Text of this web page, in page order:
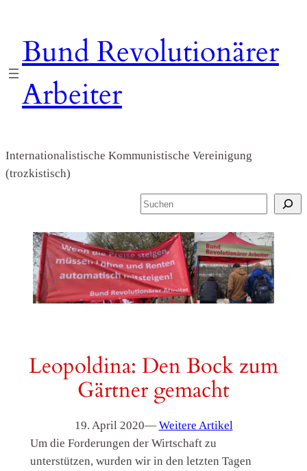
springen
Bund Revolutionärer
Arbeiter
Internationalistische Kommunistische Vereinigung
(trozkistisch)
S
c
h
e
n
Leopoldina: Den Bock zum
Gärtner gemacht
19. April 2020— Weitere Artikel
Um die Forderungen der Wirtschaft zu
unterstützen, wurden wir in den letzten Tagen